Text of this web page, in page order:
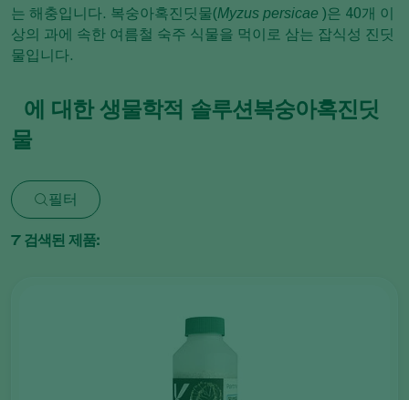
는 해충입니다. 복숭아혹진딧물(Myzus persicae )은 40개 이
상의 과에 속한 여름철 숙주 식물을 먹이로 삼는 잡식성 진딧
물입니다.
에 대한 생물학적 솔루션복숭아혹진딧
물
필터
7검색된 제품: